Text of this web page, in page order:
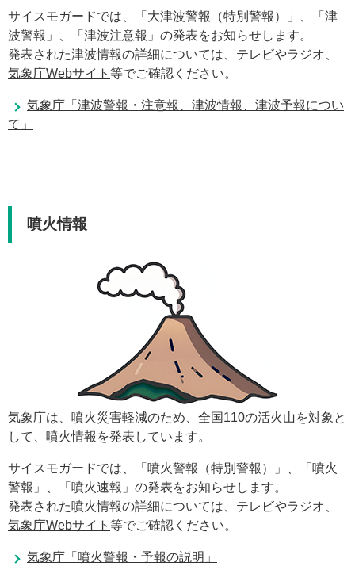
サイスモガードでは、「大津波警報（特別警報）」、「津
波警報」、「津波注意報」の発表をお知らせします。
発表された津波情報の詳細については、テレビやラジオ、
気象庁Webサイト 等でご確認ください。
気象庁「津波警報・注意報、津波情報、津波予報につい
て」
噴火情報
気象庁は、噴火災害軽減のため、全国110の活火山を対象と
して、噴火情報を発表しています。
サイスモガードでは、「噴火警報（特別警報）」、「噴火
警報」、「噴火速報」の発表をお知らせします。
発表された噴火情報の詳細については、テレビやラジオ、
気象庁Webサイト 等でご確認ください。
気象庁「噴火警報・予報の説明」